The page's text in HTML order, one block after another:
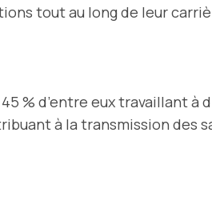
tout au long de leur
% d’entre eux travaillant à
à la transmission des